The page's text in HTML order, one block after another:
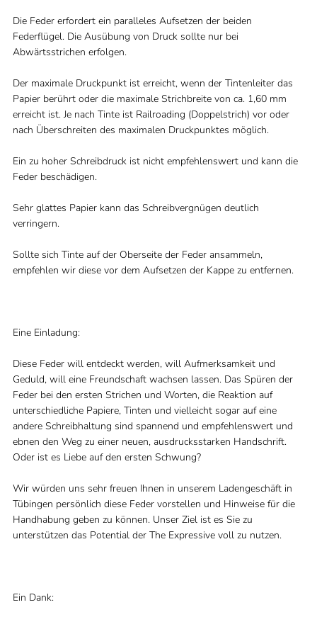
Die Feder erfordert ein paralleles Aufsetzen der beiden
Federflügel. Die Ausübung von Druck sollte nur bei
Abwärtsstrichen erfolgen.
Der maximale Druckpunkt ist erreicht, wenn der Tintenleiter das
Papier berührt oder die maximale Strichbreite von ca. 1,60 mm
erreicht ist. Je nach Tinte ist Railroading (Doppelstrich) vor oder
nach Überschreiten des maximalen Druckpunktes möglich.
Ein zu hoher Schreibdruck ist nicht empfehlenswert und kann die
Feder beschädigen.
Sehr glattes Papier kann das Schreibvergnügen deutlich
verringern.
Sollte sich Tinte auf der Oberseite der Feder ansammeln,
empfehlen wir diese vor dem Aufsetzen der Kappe zu entfernen.
Eine Einladung:
Diese Feder will entdeckt werden, will Aufmerksamkeit und
Geduld, will eine Freundschaft wachsen lassen. Das Spüren der
Feder bei den ersten Strichen und Worten, die Reaktion auf
unterschiedliche Papiere, Tinten und vielleicht sogar auf eine
andere Schreibhaltung sind spannend und empfehlenswert und
ebnen den Weg zu einer neuen, ausdrucksstarken Handschrift.
Oder ist es Liebe auf den ersten Schwung?
Wir würden uns sehr freuen Ihnen in unserem Ladengeschäft in
Tübingen persönlich diese Feder vorstellen und Hinweise für die
Handhabung geben zu können. Unser Ziel ist es Sie zu
unterstützen das Potential der The Expressive voll zu nutzen.
Ein Dank: